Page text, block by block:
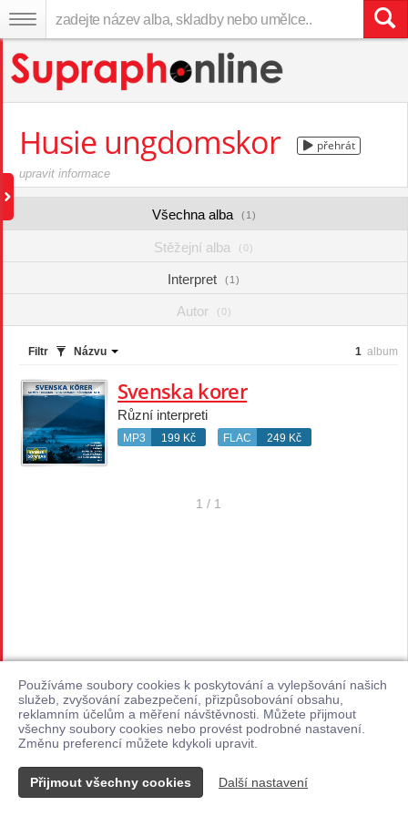
Používáme soubory cookies k poskytování a vylepšování našich
služeb, zvyšování zabezpečení, přizpůsobování obsahu,
reklamním účelům a měření návštěvnosti. Můžete přijmout
všechny soubory cookies nebo provést podrobné nastavení.
Změnu preferencí můžete kdykoli upravit.
Přijmout všechny cookies Další nastavení
Husie ungdomskor přehrát
upravit informace
Všechna alba (1)
Stěžejní alba (0)
Interpret (1)
Autor (0)
Filtr Názvu 1 album
Svenska korer
Různí interpreti
MP3 199 Kč FLAC 249 Kč
1 / 1
Kontakt | © 2026 Supraphonline.cz